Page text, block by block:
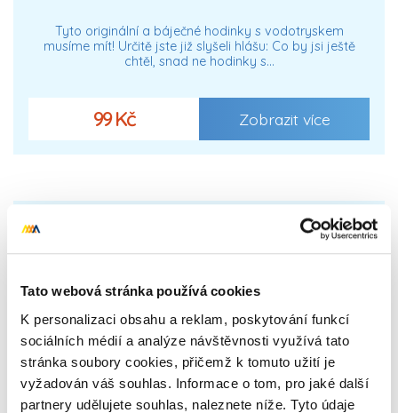
Tato webová stránka používá cookies
K personalizaci obsahu a reklam, poskytování funkcí
sociálních médií a analýze návštěvnosti využívá tato
stránka soubory cookies, přičemž k tomuto užití je
vyžadován váš souhlas. Informace o tom, pro jaké další
partnery udělujete souhlas, naleznete níže. Tyto údaje
Tyto originální a báječné hodinky s vodotryskem
musíme mít! Určitě jste již slyšeli hlášu: Co by jsi ještě
chtěl, snad ne hodinky s…
99 Kč Zobrazit více